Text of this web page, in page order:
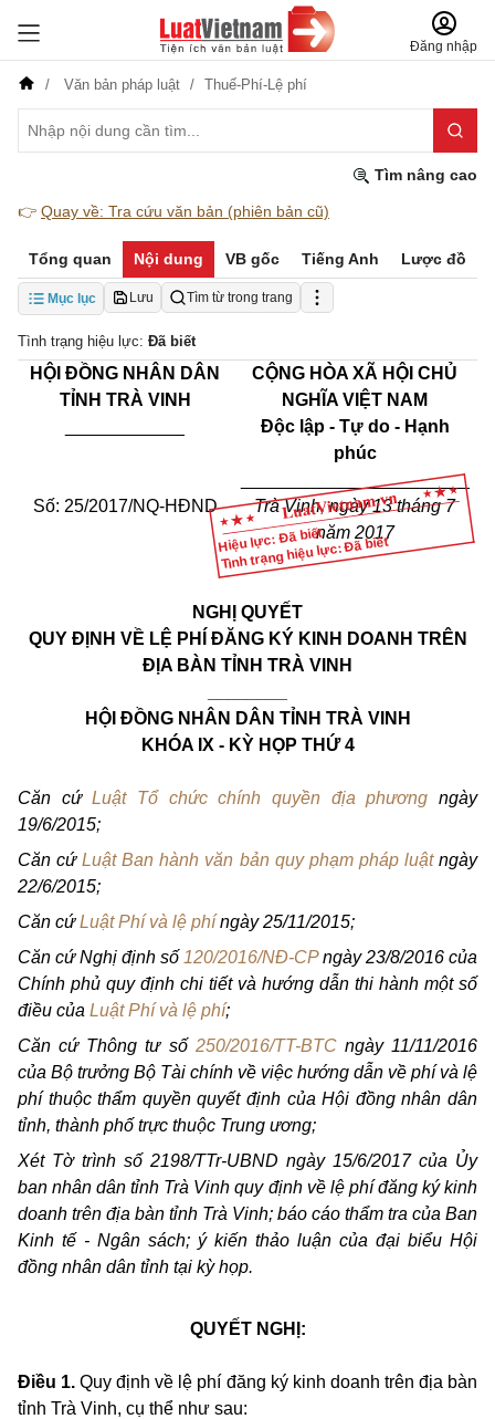
Đăng nhập
Văn bản pháp luật Thuế-Phí-Lệ phí
Tìm nâng cao
👉 Quay về: Tra cứu văn bản (phiên bản cũ)
Tổng quan Nội dung VB gốc Tiếng Anh Lược đồ
Mục lục Lưu Tìm từ trong trang
Tình trạng hiệu lực: Đã biết
Hiệu lực: Đã biết
Tình trạng hiệu lực: Đã biết
HỘI ĐỒNG NHÂN DÂN
TỈNH TRÀ VINH
CỘNG HÒA XÃ HỘI CHỦ
NGHĨA VIỆT NAM
Độc lập - Tự do - Hạnh
phúc
_______________________
Số: 25/2017/NQ-HĐND
Trà Vinh, ngày 13 tháng 7
năm 2017
NGHỊ QUYẾT
QUY ĐỊNH VỀ LỆ PHÍ ĐĂNG KÝ KINH DOANH TRÊN
ĐỊA BÀN TỈNH TRÀ VINH
HỘI ĐỒNG NHÂN DÂN TỈNH TRÀ VINH
KHÓA IX - KỲ HỌP THỨ 4
Căn cứLuật Tổ chức chính quyền địa phương ngày
19/6/2015;
Căn cứLuật Ban hành văn bản quy phạm pháp luậtngày
22/6/2015;
Căn cứLuật Phí và lệ phíngày 25/11/2015;
Căn cứ Nghị định số 120/2016/NĐ-CPngày 23/8/2016 của
Chính phủ quy định chi tiết và hướng dẫn thi hành một số
điều của Luật Phí và lệ phí;
Căn cứ Thông tư số 250/2016/TT-BTCngày 11/11/2016
của Bộ trưởng Bộ Tài chính về việc hướng dẫn về phí và lệ
phí thuộc thẩm quyền quyết định của Hội đồng nhân dân
tỉnh, thành phố trực thuộc Trung ương;
Xét Tờ trình số 2198/TTr-UBND ngày 15/6/2017 của Ủy
ban nhân dân tỉnh Trà Vinh quy định về lệ phí đăng ký kinh
doanh trên địa bàn tỉnh Trà Vinh; báo cáo thẩm tra của Ban
Kinh tế - Ngân sách; ý kiến thảo luận của đại biểu Hội
đồng nhân dân tỉnh tại kỳ họp.
QUYẾT NGHỊ:
Điều 1.Quy định về lệ phí đăng ký kinh doanh trên địa bàn
tỉnh Trà Vinh, cụ thể như sau: